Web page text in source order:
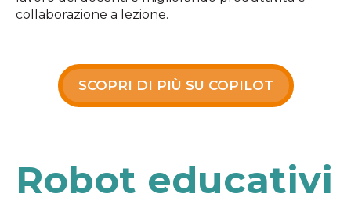
collaborazione a lezione.
SCOPRI DI PIÙ SU COPILOT
Robot educativi